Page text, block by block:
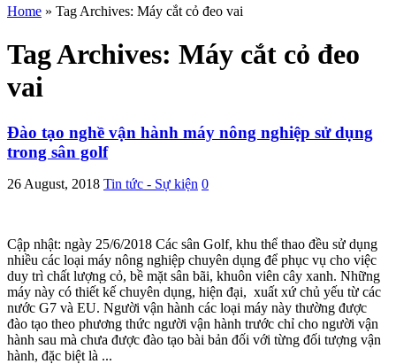
Home » Tag Archives: Máy cắt cỏ đeo vai
Tag Archives: Máy cắt cỏ đeo
vai
Đào tạo nghề vận hành máy nông nghiệp sử dụng
trong sân golf
26 August, 2018 Tin tức - Sự kiện 0
Cập nhật: ngày 25/6/2018 Các sân Golf, khu thể thao đều sử dụng
nhiều các loại máy nông nghiệp chuyên dụng để phục vụ cho việc
duy trì chất lượng cỏ, bề mặt sân bãi, khuôn viên cây xanh. Những
máy này có thiết kế chuyên dụng, hiện đại, xuất xứ chủ yếu từ các
nước G7 và EU. Người vận hành các loại máy này thường được
đào tạo theo phương thức người vận hành trước chỉ cho người vận
hành sau mà chưa được đào tạo bài bản đối với từng đối tượng vận
hành, đặc biệt là ...